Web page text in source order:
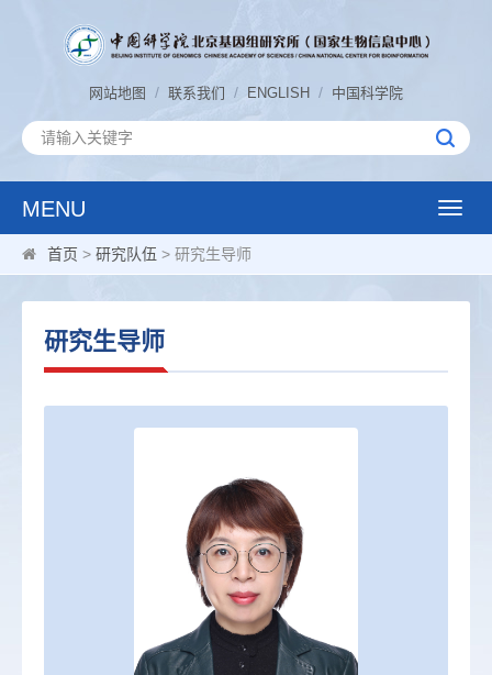
网站地图 / 联系我们 / ENGLISH / 中国科学院
MENU
Toggle
首页 > 研究队伍 > 研究生导师
研究生导师